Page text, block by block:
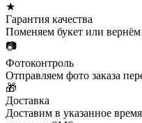
★
Гарантия качества
Поменяем букет или
📷
Фотоконтроль
Отправляем фото заказа
🎁
Доставка
Доставим в указанное